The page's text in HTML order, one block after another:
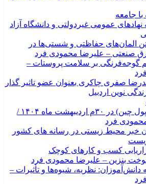
با جامعه
نهادهای عمومی غیردولتی و دانشگاه آزاد
المان‌های حفاظتی و شستی‌ها در
صنعتی – علیرضا محمودی فرد
گوجه‌فرنگی بر سلامت پروستات –
صفری چاکری بعنوان عضو تاثیر گذار
نوین اردبیل
قیمت یوآن (واحد پول چین) در ۳۰م اردیبهشت ماه ۱۴۰۴ /
فرد
۱۷۲۳ عنوان خبر محیط زیستی در رسانه های کشور
سوخت بنزین – علیرضا محمودی فرد
دانش‌آموزان: نظریه، شیوه‌ها و تأثیرات –